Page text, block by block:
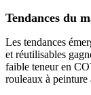
Tendances du
Les tendances
et réutilisables
faible teneur en
rouleaux à peinture